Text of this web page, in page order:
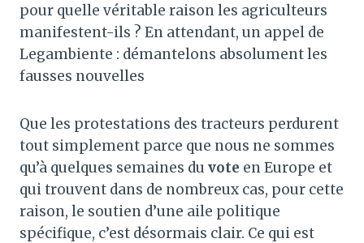
pour quelle véritable raison les agriculteurs
manifestent-ils ? En attendant, un appel de
Legambiente : démantelons absolument les
fausses nouvelles
Que les protestations des tracteurs perdurent
tout simplement parce que nous ne sommes
qu’à quelques semaines du vote en Europe et
qui trouvent dans de nombreux cas, pour cette
raison, le soutien d’une aile politique
spécifique, c’est désormais clair. Ce qui est